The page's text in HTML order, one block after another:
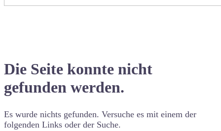
Die Seite konnte nicht
gefunden werden.
Es wurde nichts gefunden. Versuche es mit einem der
folgenden Links oder der Suche.